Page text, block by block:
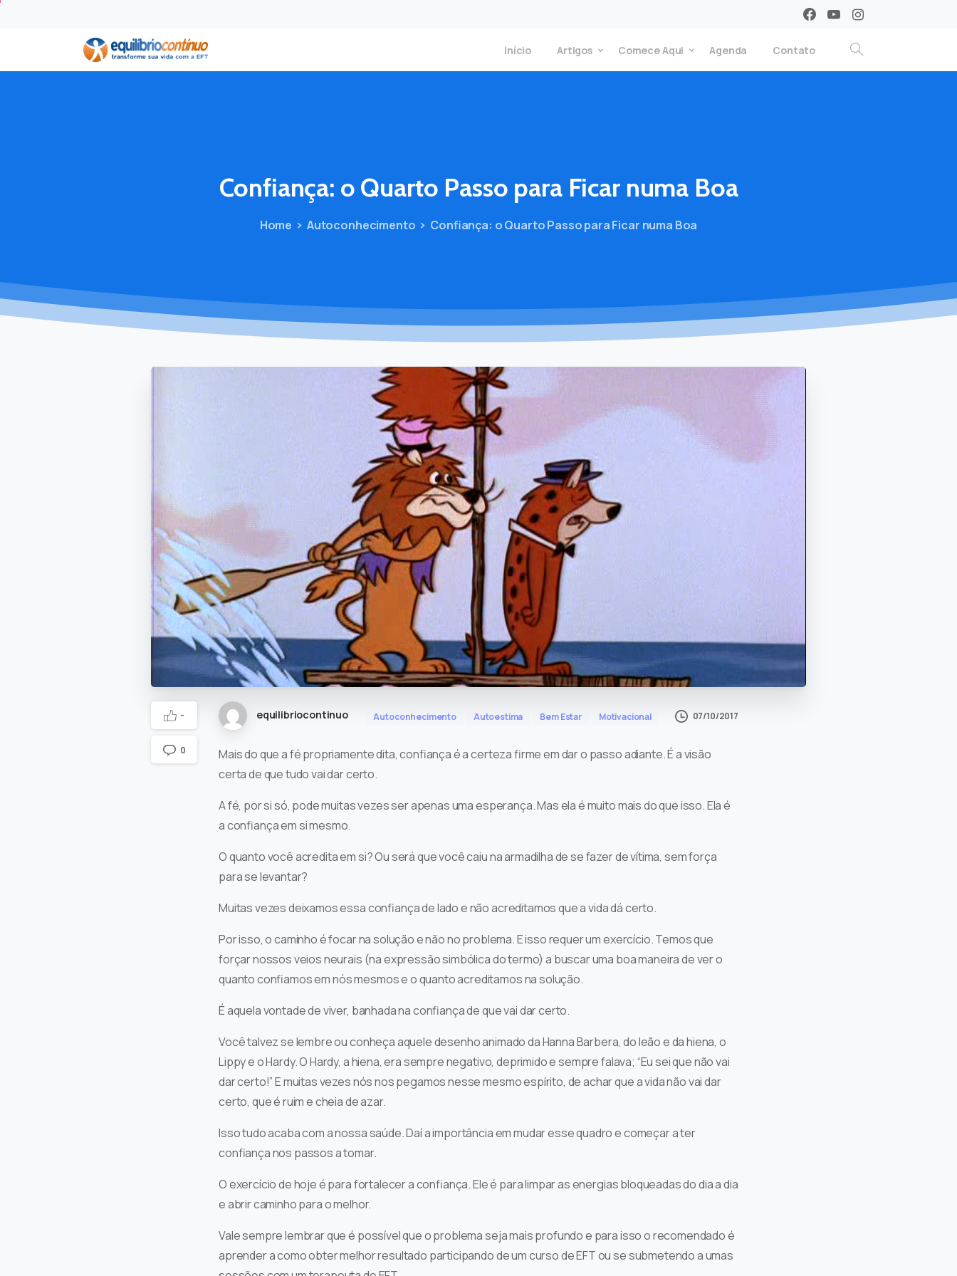
Início Artigos Comece Aqui Agenda Contato
Confiança: o Quarto Passo para Ficar numa Boa
Home Autoconhecimento Confiança: o Quarto Passo para Ficar numa Boa
-
0
equilibriocontinuo Autoconhecimento Autoestima Bem Estar Motivacional 07/10/2017
Mais do que a fé propriamente dita, confiança é a certeza firme em dar o passo adiante. É a visão
certa de que tudo vai dar certo.
A fé, por si só, pode muitas vezes ser apenas uma esperança. Mas ela é muito mais do que isso. Ela é
a confiança em si mesmo.
O quanto você acredita em si? Ou será que você caiu na armadilha de se fazer de vítima, sem força
para se levantar?
Muitas vezes deixamos essa confiança de lado e não acreditamos que a vida dá certo.
Por isso, o caminho é focar na solução e não no problema. E isso requer um exercício. Temos que
forçar nossos veios neurais (na expressão simbólica do termo) a buscar uma boa maneira de ver o
quanto confiamos em nós mesmos e o quanto acreditamos na solução.
É aquela vontade de viver, banhada na confiança de que vai dar certo.
Você talvez se lembre ou conheça aquele desenho animado da Hanna Barbera, do leão e da hiena, o
Lippy e o Hardy. O Hardy, a hiena, era sempre negativo, deprimido e sempre falava; “Eu sei que não vai
dar certo!” E muitas vezes nós nos pegamos nesse mesmo espírito, de achar que a vida não vai dar
certo, que é ruim e cheia de azar.
Isso tudo acaba com a nossa saúde. Daí a importância em mudar esse quadro e começar a ter
confiança nos passos a tomar.
O exercício de hoje é para fortalecer a confiança. Ele é para limpar as energias bloqueadas do dia a dia
e abrir caminho para o melhor.
Vale sempre lembrar que é possível que o problema seja mais profundo e para isso o recomendado é
aprender a como obter melhor resultado participando de um curso de EFT ou se submetendo a umas